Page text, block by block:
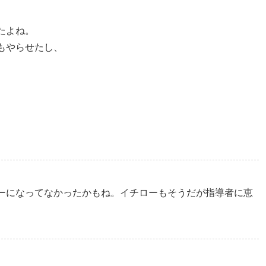
ね。
らせたし、
なってなかったかもね。イチローもそうだが指導者に恵